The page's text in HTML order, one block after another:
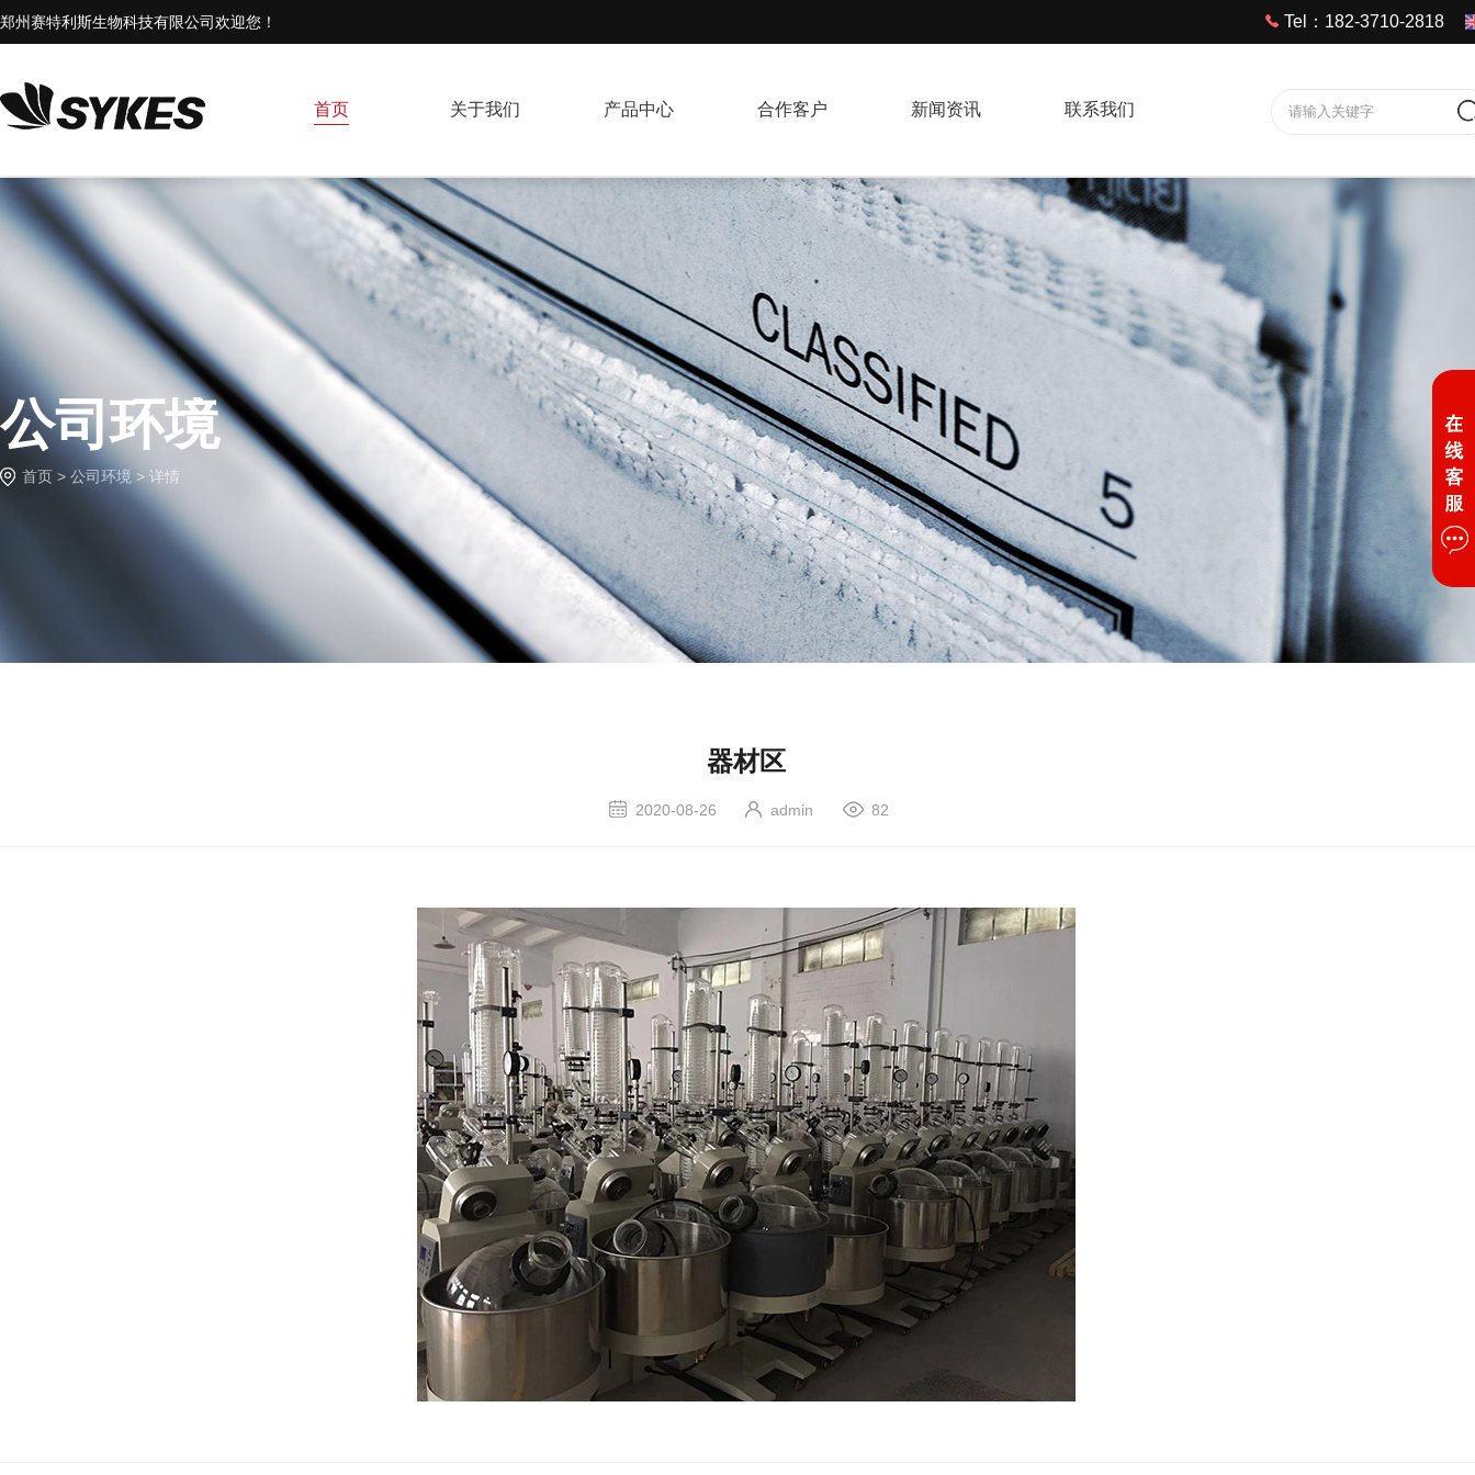
郑州赛特利斯生物科技有限公司欢迎您！ Tel：182-3710-2818
首页 关于我们 产品中心 合作客户 新闻资讯 联系我们
公司环境
首页 > 公司环境 > 详情
器材区
2020-08-26 admin 82